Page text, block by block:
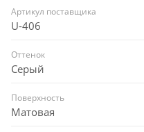
Артикул поставщика
U-406
Оттенок
Серый
Поверхность
Матовая